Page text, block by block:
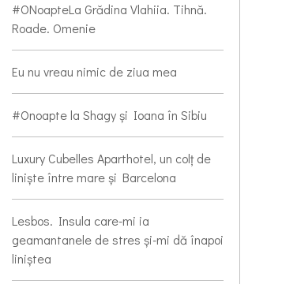
#ONoapteLa Grădina Vlahiia. Tihnă.
Roade. Omenie
Eu nu vreau nimic de ziua mea
#Onoapte la Shagy și Ioana în Sibiu
Luxury Cubelles Aparthotel, un colț de
liniște între mare și Barcelona
Lesbos. Insula care-mi ia
geamantanele de stres și-mi dă înapoi
liniștea